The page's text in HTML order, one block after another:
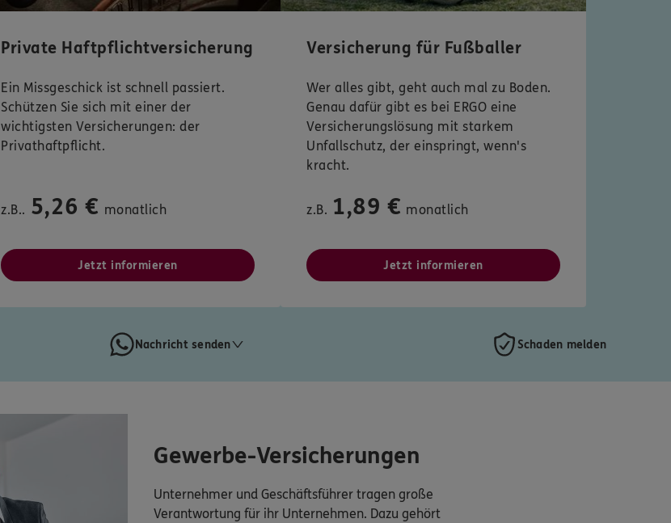
Private Haftpflichtversicherung
Ein Missgeschick ist schnell passiert.
Schützen Sie sich mit einer der
wichtigsten Versicherungen: der
Privathaftpflicht.
z.B.. 5,26 € monatlich
Jetzt informieren
Versicherung für Fußballer
Wer alles gibt, geht auch mal zu Boden.
Genau dafür gibt es bei ERGO eine
Versicherungslösung mit starkem
Unfallschutz, der einspringt, wenn's
kracht.
z.B. 1,89 € monatlich
Jetzt informieren
Nachricht senden Schaden melden
Gewerbe-Versicherungen
Unternehmer und Geschäftsführer tragen große
Verantwortung für ihr Unternehmen. Dazu gehört